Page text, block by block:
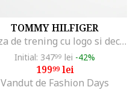
TOMMY HILFIGER
Bluza de trening cu logo si decolteu la baza gatului, Alb/Maro
Initial: 34799 lei -42%
19999lei
Vandut de Fashion Days